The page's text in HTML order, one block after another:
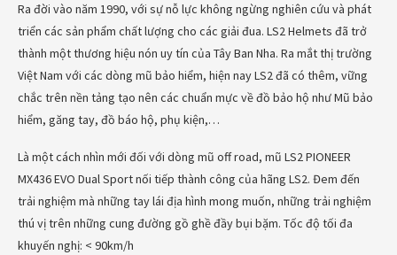
Ra đời vào năm 1990, với sự nỗ lực không ngừng nghiên cứu và phát
triển các sản phẩm chất lượng cho các giải đua. LS2 Helmets đã trở
thành một thương hiệu nón uy tín của Tây Ban Nha. Ra mắt thị trường
Việt Nam với các dòng mũ bảo hiểm, hiện nay LS2 đã có thêm, vững
chắc trên nền tảng tạo nên các chuẩn mực về đồ bảo hộ như Mũ bảo
hiểm, găng tay, đồ báo hộ, phụ kiện,…
Là một cách nhìn mới đối với dòng mũ off road, mũ LS2 PIONEER
MX436 EVO Dual Sport nối tiếp thành công của hãng LS2. Đem đến
trải nghiệm mà những tay lái địa hình mong muốn, những trải nghiệm
thú vị trên những cung đường gồ ghề đầy bụi bặm. Tốc độ tối đa
khuyến nghị: < 90km/h